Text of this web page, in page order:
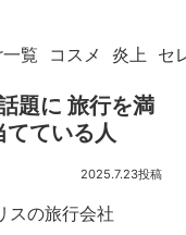
覧 コスメ 炎上 セ
題に 旅行を満
てている人
2025.7.23
スの旅行会社